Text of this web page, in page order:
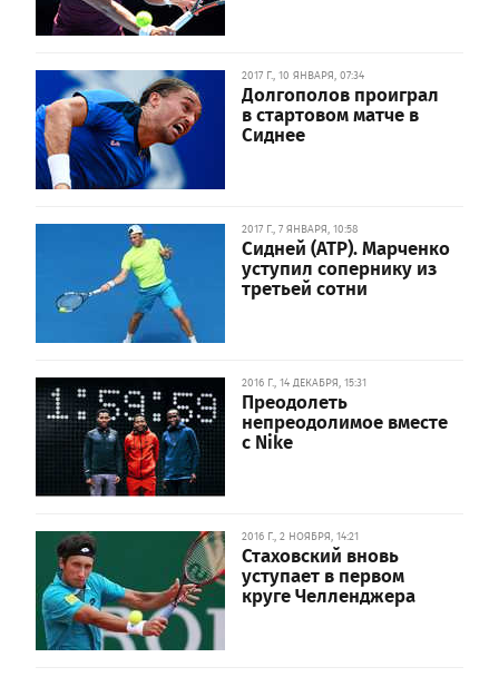
2017 Г., 10 ЯНВАРЯ, 07:34
Долгополов проиграл
в стартовом матче в
Сиднее
2017 Г., 7 ЯНВАРЯ, 10:58
Сидней (ATP). Марченко
уступил сопернику из
третьей сотни
2016 Г., 14 ДЕКАБРЯ, 15:31
Преодолеть
непреодолимое вместе
с Nike
2016 Г., 2 НОЯБРЯ, 14:21
Стаховский вновь
уступает в первом
круге Челленджера